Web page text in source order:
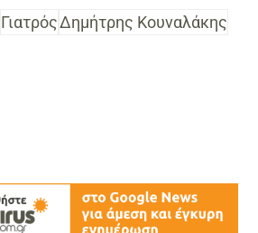
ΓιατρόςΔημήτρης Κουναλάκης